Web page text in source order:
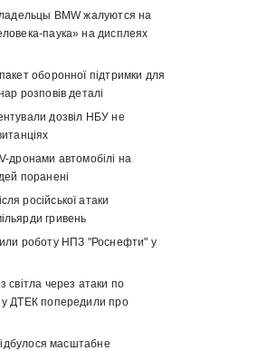
BMW жалуются на
паука» на дисплеях
оборонної підтримки для
розповів деталі
дозвіл НБУ не
дронами автомобілі на
поранені
російської атаки
гривень
роботу НПЗ "Роснефти" у
світла через атаки по
у ДТЕК попередили про
масштабне